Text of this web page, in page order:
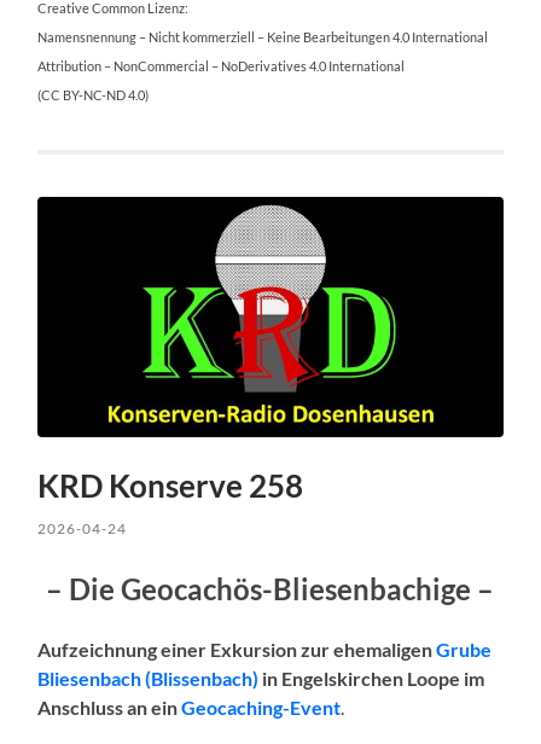
Creative Common Lizenz:
Namensnennung – Nicht kommerziell – Keine Bearbeitungen 4.0 International
Attribution – NonCommercial – NoDerivatives 4.0 International
(CC BY-NC-ND 4.0)
KRD Konserve 258
2026-04-24
– Die Geocachös-Bliesenbachige –
Aufzeichnung einer Exkursion zur ehemaligenGrube
Bliesenbach (Blissenbach) in Engelskirchen Loope im
Anschluss an einGeocaching-Event.